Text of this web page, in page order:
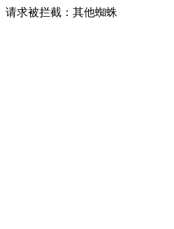
请求被拦截：其他蜘蛛